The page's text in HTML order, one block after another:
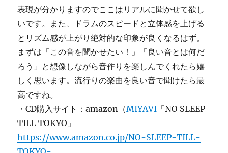
表現が分かりますのでここはリアルに聞かせて欲し
いです。また、ドラムのスピードと立体感を上げる
とリズム感が上がり絶対的な印象が良くなるはず。
まずは「この音を聞かせたい！」「良い音とは何だ
ろう」と想像しながら音作りを楽しんでくれたら嬉
しく思います。流行りの楽曲を良い音で聞けたら最
高ですね。
・CD購入サイト：amazon（MIYAVI 「NO SLEEP
TILL TOKYO」
https://www.amazon.co.jp/NO-SLEEP-TILL-